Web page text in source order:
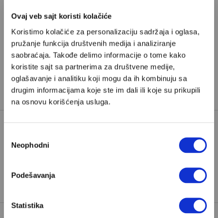
Ovaj veb sajt koristi kolačiće
Koristimo kolačiće za personalizaciju sadržaja i oglasa,
pružanje funkcija društvenih medija i analiziranje
saobraćaja. Takođe delimo informacije o tome kako
koristite sajt sa partnerima za društvene medije,
oglašavanje i analitiku koji mogu da ih kombinuju sa
drugim informacijama koje ste im dali ili koje su prikupili
na osnovu korišćenja usluga.
сагласности
Neophodni
Podešavanja
Statistika
Već imate nalog?Ulogujte se
Jasmin Klarićje novinar iz Hrvatske i saradnik Velikih
priča
HRVATSKA